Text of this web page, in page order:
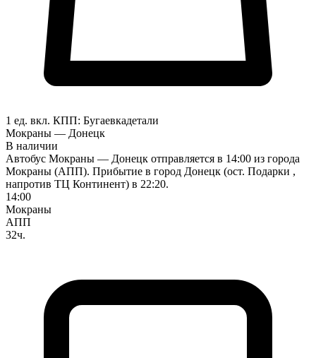
1 ед. вкл. КПП: Бугаевкадетали
Мокраны — Донецк
В наличии
Автобус Мокраны — Донецк отправляется в 14:00 из города
Мокраны (АПП). Прибытие в город Донецк (ост. Подарки ,
напротив ТЦ Континент) в 22:20.
14:00
Мокраны
АПП
32ч.